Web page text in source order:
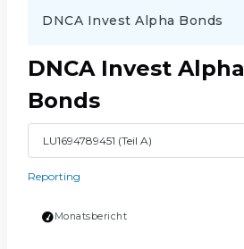
DNCA Invest Alpha Bonds
DNCA Invest Alpha
Bonds
Reporting
Monatsbericht